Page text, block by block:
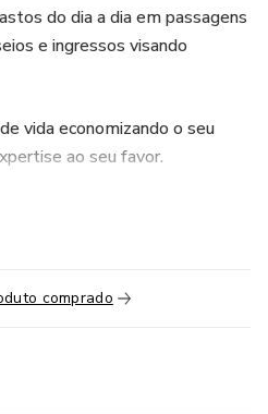
do dia a dia em passagens
e ingressos visando
vida economizando o seu
ao seu favor.
milhas da maneira mais
de 1 ano:
comprado